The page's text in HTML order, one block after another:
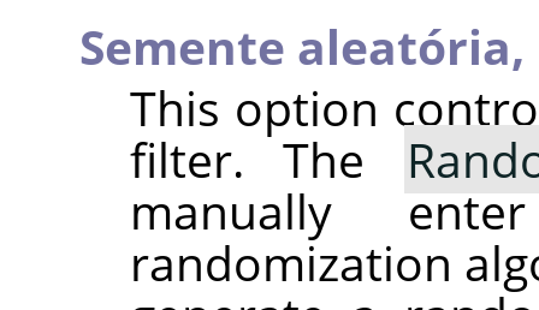
Semente aleatória,
This option
filter. The
manually
randomization